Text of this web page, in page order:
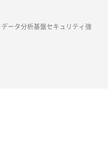
ータ分析基盤セキュリティ強